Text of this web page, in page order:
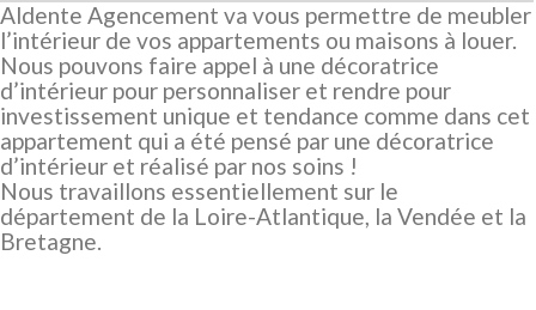
Aldente Agencement va vous permettre de meubler
l’intérieur de vos appartements ou maisons à louer.
Nous pouvons faire appel à une décoratrice
d’intérieur pour personnaliser et rendre pour
investissement unique et tendance comme dans cet
appartement qui a été pensé par une décoratrice
d’intérieur et réalisé par nos soins !
Nous travaillons essentiellement sur le
département de la Loire-Atlantique, la Vendée et la
Bretagne.